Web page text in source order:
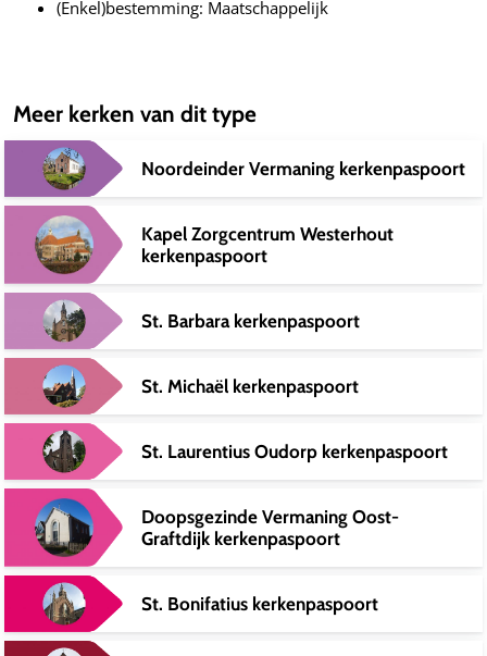
(Enkel)bestemming: Maatschappelijk
Meer kerken van dit type
Noordeinder Vermaning kerkenpaspoort
Kapel Zorgcentrum Westerhout
kerkenpaspoort
St. Barbara kerkenpaspoort
St. Michaël kerkenpaspoort
St. Laurentius Oudorp kerkenpaspoort
Doopsgezinde Vermaning Oost-
Graftdijk kerkenpaspoort
St. Bonifatius kerkenpaspoort